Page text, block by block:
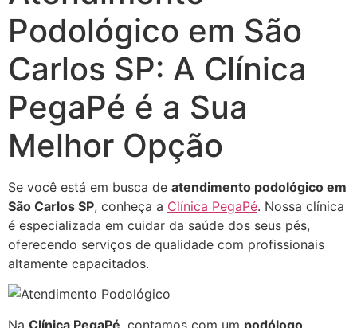
Podológico em São
Carlos SP: A Clínica
PegaPé é a Sua
Melhor Opção
Se você está em busca de atendimento podológico em
São Carlos SP, conheça a Clínica PegaPé. Nossa clínica
é especializada em cuidar da saúde dos seus pés,
oferecendo serviços de qualidade com profissionais
altamente capacitados.
Na Clínica PegaPé, contamos com um podólogo